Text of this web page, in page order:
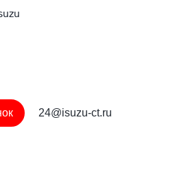
24@isuzu-ct.ru